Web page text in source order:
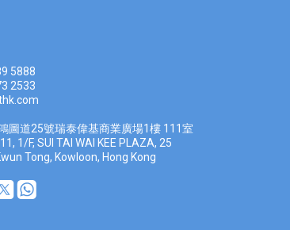
5888
2533
圖道25號瑞泰偉基商業廣場1樓 111室
1/F, SUI TAI WAI KEE PLAZA, 25
Tong, Kowloon, Hong Kong